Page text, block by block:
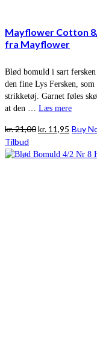
Mayflower Cotton 8/
fra Mayflower
Blød bomuld i sart
den fine Lys Fersken,
strikketøj. Garnet føles
at den … Læs mere
kr.21,00Den
pris
kr. 11,95 Den
pris
Buy
Tilbud